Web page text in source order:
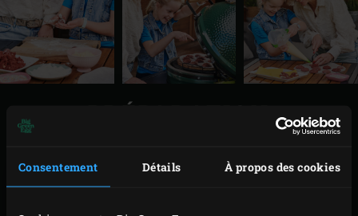
Consentement Détails À propos des cookies
PRÉPARATION
placez-le sur la grille. Fermez le couvercle de l’EGG